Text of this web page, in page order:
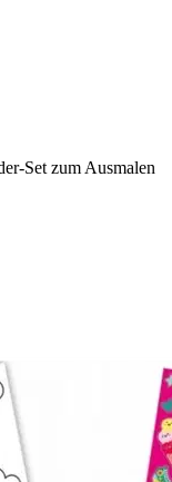
Set zum Ausmalen